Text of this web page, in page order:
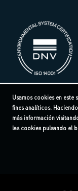
Usamos cookies en
fines analíticos.
más información
las cookies pulsando el